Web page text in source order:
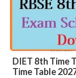
DIET 8th Time
Time Table